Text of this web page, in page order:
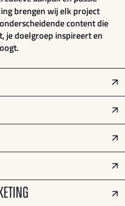
brengen wij elk project
content die
je doelgroep inspireert en